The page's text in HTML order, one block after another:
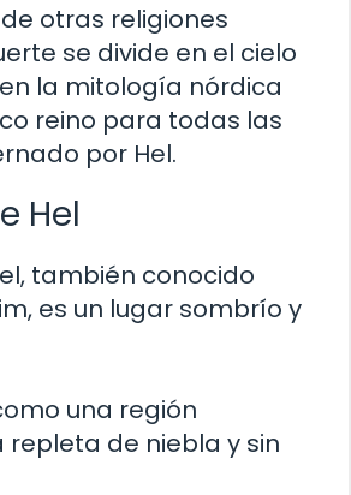
otras religiones
se divide en el cielo
la mitología nórdica
reino para todas las
por Hel.
Hel
también conocido
es un lugar sombrío y
una región
de niebla y sin